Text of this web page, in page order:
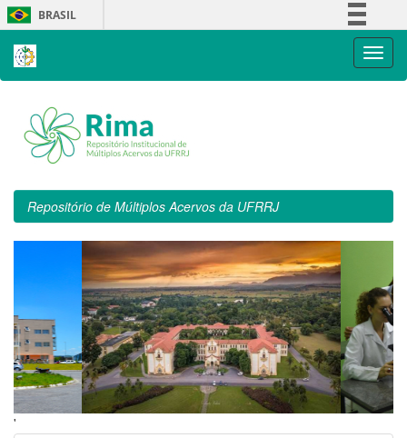
Skip
navigation
BRASIL
Repositório de Múltiplos Acervos da UFRRJ
'